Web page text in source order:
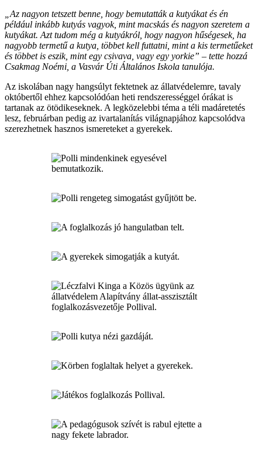
„Az nagyon tetszett benne, hogy bemutatták a kutyákat és én
például inkább kutyás vagyok, mint macskás és nagyon szeretem a
kutyákat. Azt tudom még a kutyákról, hogy nagyon hűségesek, ha
nagyobb termetű a kutya, többet kell futtatni, mint a kis termetűeket
és többet is eszik, mint egy csivava, vagy egy yorkie” – tette hozzá
Csakmag Noémi, a Vasvár Úti Általános Iskola tanulója.
Az iskolában nagy hangsúlyt fektetnek az állatvédelemre, tavaly
októbertől ehhez kapcsolódóan heti rendszerességgel órákat is
tartanak az ötödikeseknek. A legközelebbi téma a téli madáretetés
lesz, februárban pedig az ivartalanítás világnapjához kapcsolódva
szerezhetnek hasznos ismereteket a gyerekek.